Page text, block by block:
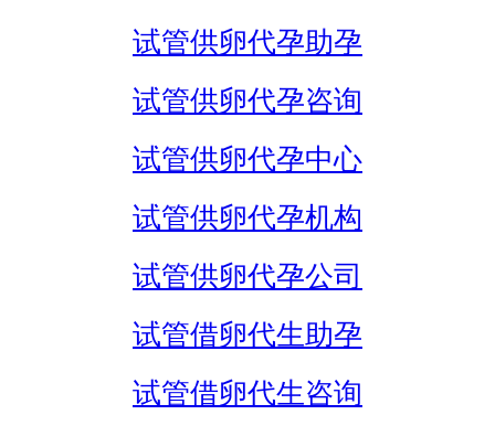
试管供卵代孕助孕
试管供卵代孕咨询
试管供卵代孕中心
试管供卵代孕机构
试管供卵代孕公司
试管借卵代生助孕
试管借卵代生咨询